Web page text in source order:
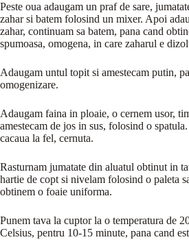
Peste oua adaugam un praf de sare,
zahar si batem folosind un mixer. Apoi
zahar, continuam sa batem, pana cand
spumoasa, omogena, in care zaharul e
Adaugam untul topit si amestecam putin,
omogenizare.
Adaugam faina in ploaie, o cernem usor,
amestecam de jos in sus, folosind o
cacaua la fel, cernuta.
Rasturnam jumatate din aluatul obtinut in
hartie de copt si nivelam folosind o paleta
obtinem o foaie uniforma.
Punem tava la cuptor la o temperatura de
Celsius, pentru 10-15 minute, pana cand